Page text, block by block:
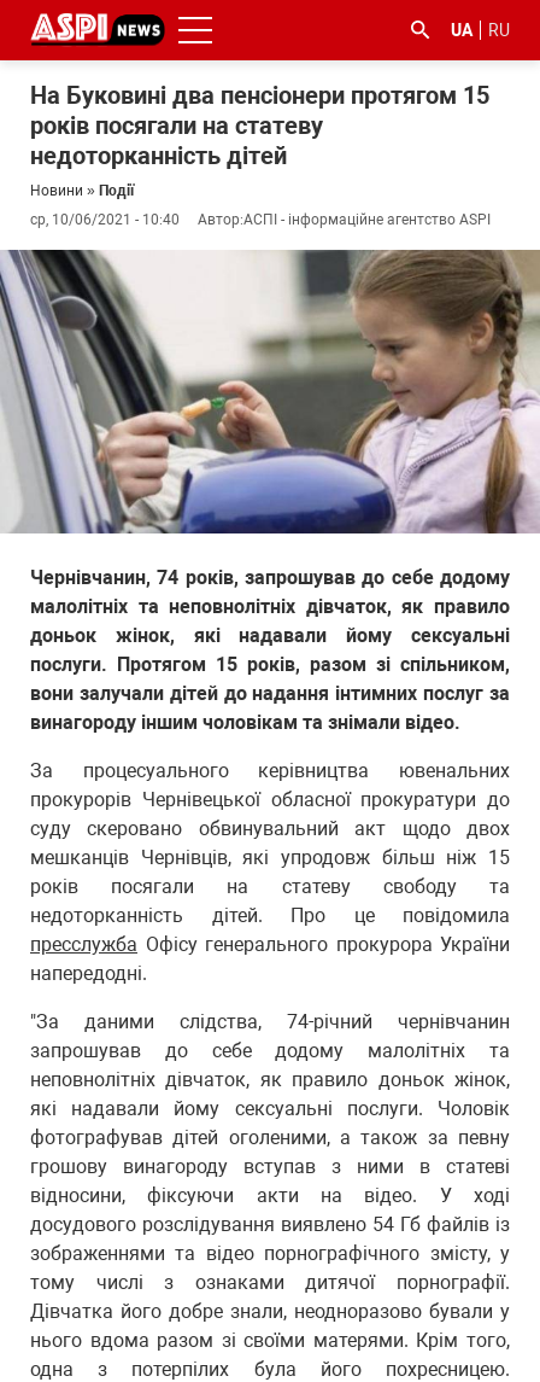
UA RU
На Буковині два пенсіонери протягом 15
років посягали на статеву
недоторканність дітей
Новини » Події
ср, 10/06/2021 - 10:40
Автор:АСПІ - інформаційне агентство ASPI
Чернівчанин, 74 років, запрошував до себе додому
малолітніх та неповнолітніх дівчаток, як правило
доньок жінок, які надавали йому сексуальні
послуги. Протягом 15 років, разом зі спільником,
вони залучали дітей до надання інтимних послуг за
винагороду іншим чоловікам та знімали відео.
За процесуального керівництва ювенальних
прокурорів Чернівецької обласної прокуратури до
суду скеровано обвинувальний акт щодо двох
мешканців Чернівців, які упродовж більш ніж 15
років посягали на статеву свободу та
недоторканність дітей. Про це повідомила
пресслужба Офісу генерального прокурора України
напередодні.
"За даними слідства, 74-річний чернівчанин
запрошував до себе додому малолітніх та
неповнолітніх дівчаток, як правило доньок жінок,
які надавали йому сексуальні послуги. Чоловік
фотографував дітей оголеними, а також за певну
грошову винагороду вступав з ними в статеві
відносини, фіксуючи акти на відео. У ході
досудового розслідування виявлено 54 Гб файлів із
зображеннями та відео порнографічного змісту, у
тому числі з ознаками дитячої порнографії.
Дівчатка його добре знали, неодноразово бували у
нього вдома разом зі своїми матерями. Крім того,
одна з потерпілих була його похресницею.
#ООС
#боротьба
з
корупцією
#коронавірус